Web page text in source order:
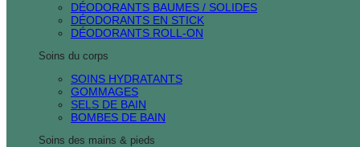
DÉODORANTS BAUMES / SOLIDES
DÉODORANTS EN STICK
DÉODORANTS ROLL-ON
Soins du corps
SOINS HYDRATANTS
GOMMAGES
SELS DE BAIN
BOMBES DE BAIN
Soins des mains & pieds